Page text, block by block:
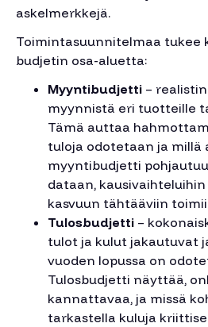
askelmerkkejä.
Toimintasuunnitelmaa tukee
budjetin osa-aluetta:
Myyntibudjetti –
myynnistä eri tuotteille
Tämä auttaa
tuloja odotetaan ja millä
myyntibudjetti
dataan,
kasvuun tähtääviin
Tulosbudjetti –
tulot ja kulut jakautuvat
vuoden lopussa on
Tulosbudjetti näyttää,
kannattavaa, ja missä
tarkastella kuluja